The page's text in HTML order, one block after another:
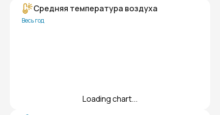
Средняя температура воздуха
Весь год
Loading chart...